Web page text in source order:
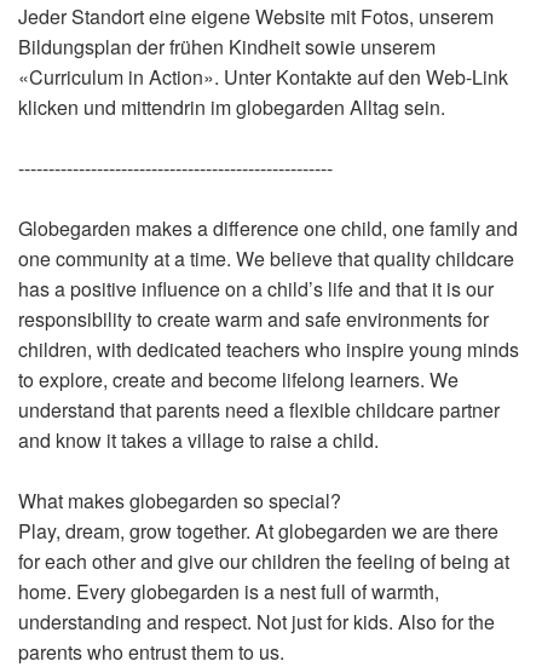
Jeder Standort eine eigene Website mit Fotos, unserem
Bildungsplan der frühen Kindheit sowie unserem
«Curriculum in Action». Unter Kontakte auf den Web-Link
klicken und mittendrin im globegarden Alltag sein.
----------------------------------------------------
Globegarden makes a difference one child, one family and
one community at a time. We believe that quality childcare
has a positive influence on a child’s life and that it is our
responsibility to create warm and safe environments for
children, with dedicated teachers who inspire young minds
to explore, create and become lifelong learners. We
understand that parents need a flexible childcare partner
and know it takes a village to raise a child.
What makes globegarden so special?
Play, dream, grow together. At globegarden we are there
for each other and give our children the feeling of being at
home. Every globegarden is a nest full of warmth,
understanding and respect. Not just for kids. Also for the
parents who entrust them to us.